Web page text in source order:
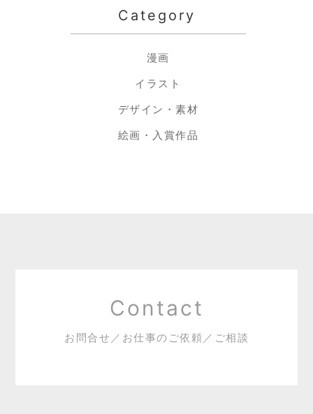
Category
漫画
イラスト
デザイン・素材
絵画・入賞作品
Contact
お問合せ／お仕事のご依頼／ご相談